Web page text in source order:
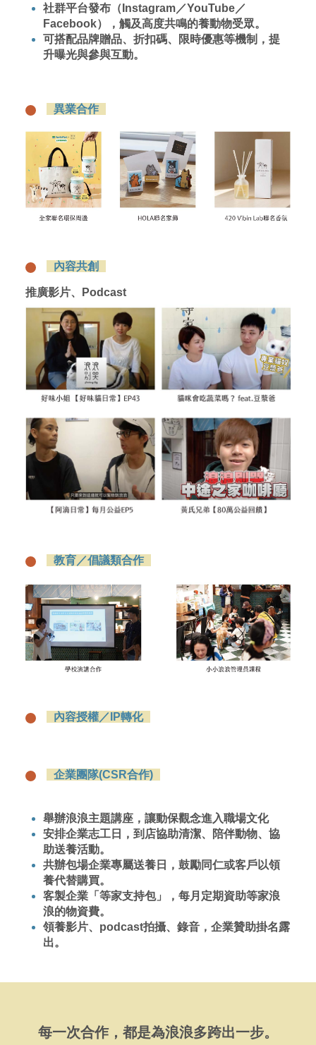
社群平台發布（Instagram／YouTube／
Facebook），觸及高度共鳴的養動物受眾。
可搭配品牌贈品、折扣碼、限時優惠等機制，提
升曝光與參與互動。
異業合作
內容共創
推廣影片、Podcast
教育／倡議類合作
內容授權／IP轉化
企業團隊(CSR合作)
舉辦浪浪主題講座，讓動保觀念進入職場文化
安排企業志工日，到店協助清潔、陪伴動物、協
助送養活動。
共辦包場企業專屬送養日，鼓勵同仁或客戶以領
養代替購買。
客製企業「等家支持包」，每月定期資助等家浪
浪的物資費。
領養影片、podcast拍攝、錄音，企業贊助掛名露
出。
每一次合作，都是為浪浪多跨出一步。